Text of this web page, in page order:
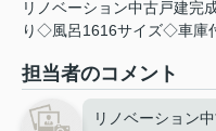
リノベーション中古戸建完
り◇風呂1616サイズ◇車庫
担当者のコメント
リノベーション